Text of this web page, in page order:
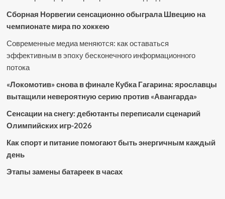
Сборная Норвегии сенсационно обыграла Швецию на
чемпионате мира по хоккею
Современные медиа меняются: как оставаться
эффективным в эпоху бесконечного информационного
потока
«Локомотив» снова в финале Кубка Гагарина: ярославцы
вытащили невероятную серию против «Авангарда»
Сенсации на снегу: дебютанты переписали сценарий
Олимпийских игр-2026
Как спорт и питание помогают быть энергичным каждый
день
Этапы замены батареек в часах